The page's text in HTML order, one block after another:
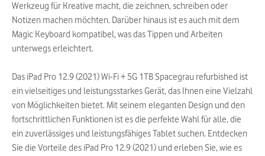
Werkzeug für Kreative macht, die zeichnen, schreiben oder
Notizen machen möchten. Darüber hinaus ist es auch mit dem
Magic Keyboard kompatibel, was das Tippen und Arbeiten
unterwegs erleichtert.
Das iPad Pro 12.9 (2021) Wi-Fi + 5G 1TB Spacegrau refurbished ist
ein vielseitiges und leistungsstarkes Gerät, das Ihnen eine Vielzahl
von Möglichkeiten bietet. Mit seinem eleganten Design und den
fortschrittlichen Funktionen ist es die perfekte Wahl für alle, die
ein zuverlässiges und leistungsfähiges Tablet suchen. Entdecken
Sie die Vorteile des iPad Pro 12.9 (2021) und erleben Sie, wie es